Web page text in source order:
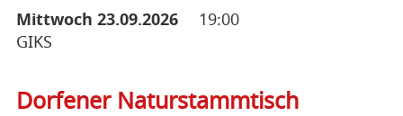
Mittwoch 23.09.2026
19:00
GIKS
Dorfener Naturstammtisch